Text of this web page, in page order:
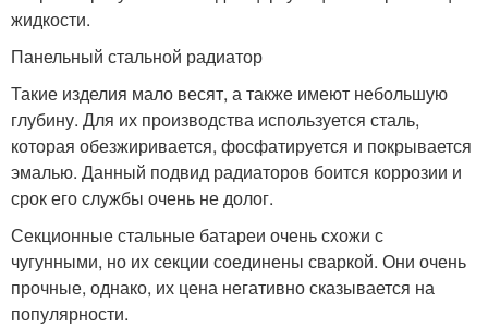
жидкости.
Панельный стальной радиатор
Такие изделия мало весят, а также имеют небольшую
глубину. Для их производства используется сталь,
которая обезжиривается, фосфатируется и покрывается
эмалью. Данный подвид радиаторов боится коррозии и
срок его службы очень не долог.
Секционные стальные батареи очень схожи с
чугунными, но их секции соединены сваркой. Они очень
прочные, однако, их цена негативно сказывается на
популярности.